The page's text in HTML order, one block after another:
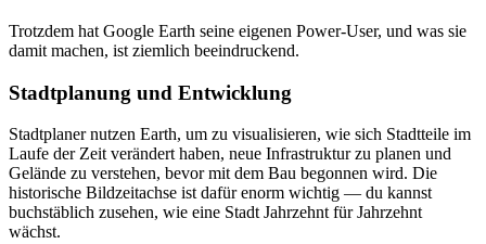
Trotzdem hat Google Earth seine eigenen Power-User, und was sie
damit machen, ist ziemlich beeindruckend.
Stadtplanung und Entwicklung
Stadtplaner nutzen Earth, um zu visualisieren, wie sich Stadtteile im
Laufe der Zeit verändert haben, neue Infrastruktur zu planen und
Gelände zu verstehen, bevor mit dem Bau begonnen wird. Die
historische Bildzeitachse ist dafür enorm wichtig — du kannst
buchstäblich zusehen, wie eine Stadt Jahrzehnt für Jahrzehnt
wächst.